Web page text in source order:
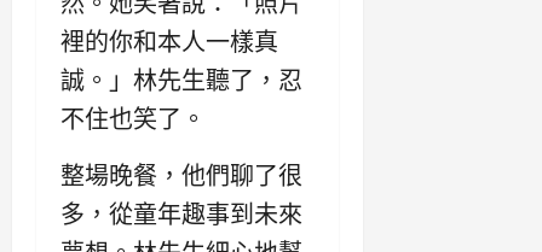
裡的你和本人一樣真
誠。」林先生聽了，忍
不住也笑了。
整場晚餐，他們聊了很
多，從童年趣事到未來